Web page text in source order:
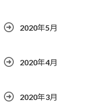
2020年5月
2020年4月
2020年3月